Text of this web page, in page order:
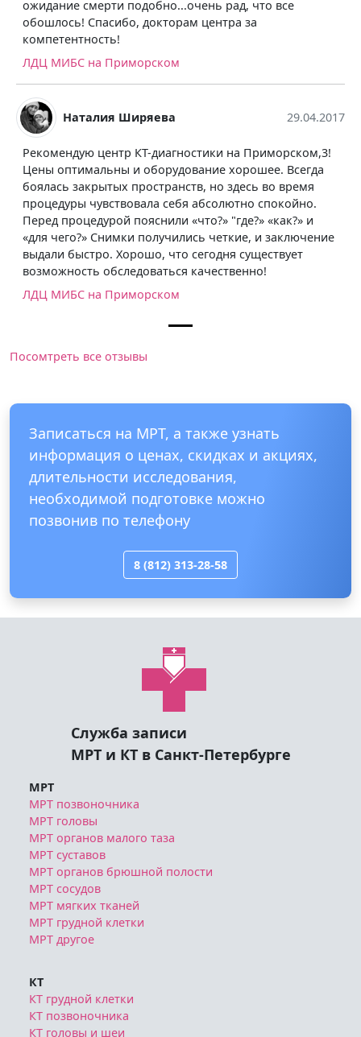
ожидание смерти подобно...очень рад, что все
обошлось! Спасибо, докторам центра за
компетентность!
ЛДЦ МИБС на Приморском
Наталия Ширяева 29.04.2017
Рекомендую центр КТ-диагностики на Приморском,3!
Цены оптимальны и оборудование хорошее. Всегда
боялась закрытых пространств, но здесь во время
процедуры чувствовала себя абсолютно спокойно.
Перед процедурой пояснили «что?» "где?» «как?» и
«для чего?» Снимки получились четкие, и заключение
выдали быстро. Хорошо, что сегодня существует
возможность обследоваться качественно!
ЛДЦ МИБС на Приморском
Посомтреть все отзывы
Записаться на МРТ, а также узнать
информация о ценах, скидках и акциях,
длительности исследования,
необходимой подготовке можно
позвонив по телефону
8 (812) 313-28-58
Служба записи
МРТ и КТ в Санкт-Петербурге
МРТ
МРТ позвоночника
МРТ головы
МРТ органов малого таза
МРТ суставов
МРТ органов брюшной полости
МРТ сосудов
МРТ мягких тканей
МРТ грудной клетки
МРТ другое
КТ
КТ грудной клетки
КТ позвоночника
КТ головы и шеи